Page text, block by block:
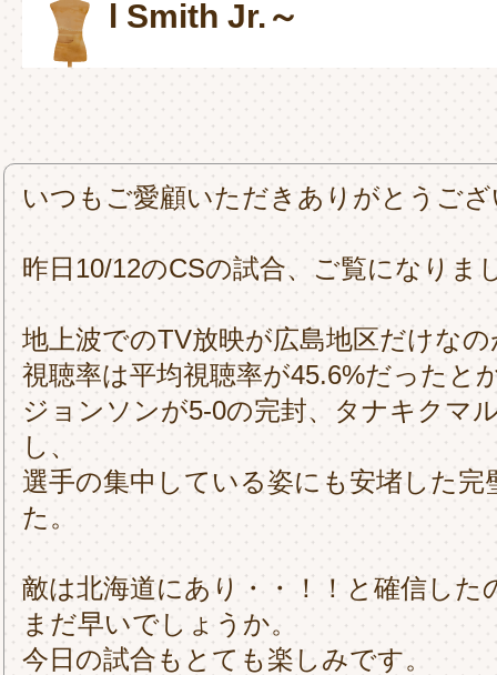
l Smith Jr.～
いつもご愛顧いただきありがとうご
昨日10/12のCSの試合、ご覧になりま
地上波でのTV放映が広島地区だけな
視聴率は平均視聴率が45.6%だったと
ジョンソンが5-0の完封、タナキクマ
し、
選手の集中している姿にも安堵した完
た。
敵は北海道にあり・・！！と確信した
まだ早いでしょうか。
今日の試合もとても楽しみです。